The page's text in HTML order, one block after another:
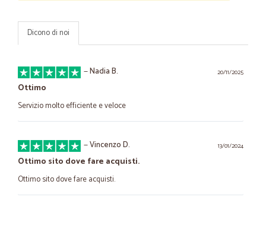
Dicono di noi
20/11/2025
—Nadia B.
Ottimo
Servizio molto efficiente e veloce
13/01/2024
—Vincenzo D.
Ottimo sito dove fare acquisti.
Ottimo sito dove fare acquisti.